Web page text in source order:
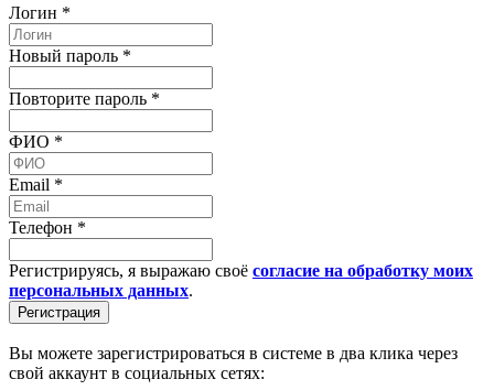
Логин *
Новый пароль *
Повторите пароль *
ФИО *
Email *
Телефон *
Регистрируясь, я выражаю своё согласие на обработку моих
персональных данных.
Вы можете зарегистрироваться в системе в два клика через
свой аккаунт в социальных сетях: